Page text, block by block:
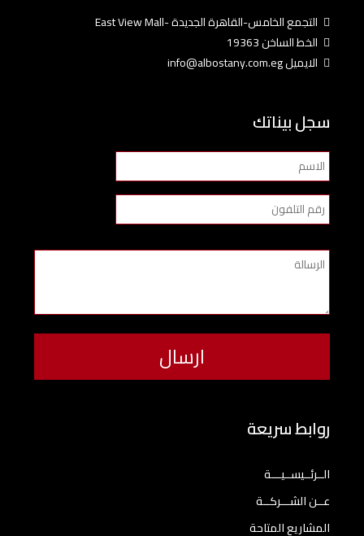
التجمع الخامس-القاهرة الجديدة -East View Mall
الخط الساخن 19363
الايميل info@albostany.com.eg
سجل بيناتك
روابط سريعة
الــرئــيســيـــة
عــن الشـــركــة
المشاريع المتاحة